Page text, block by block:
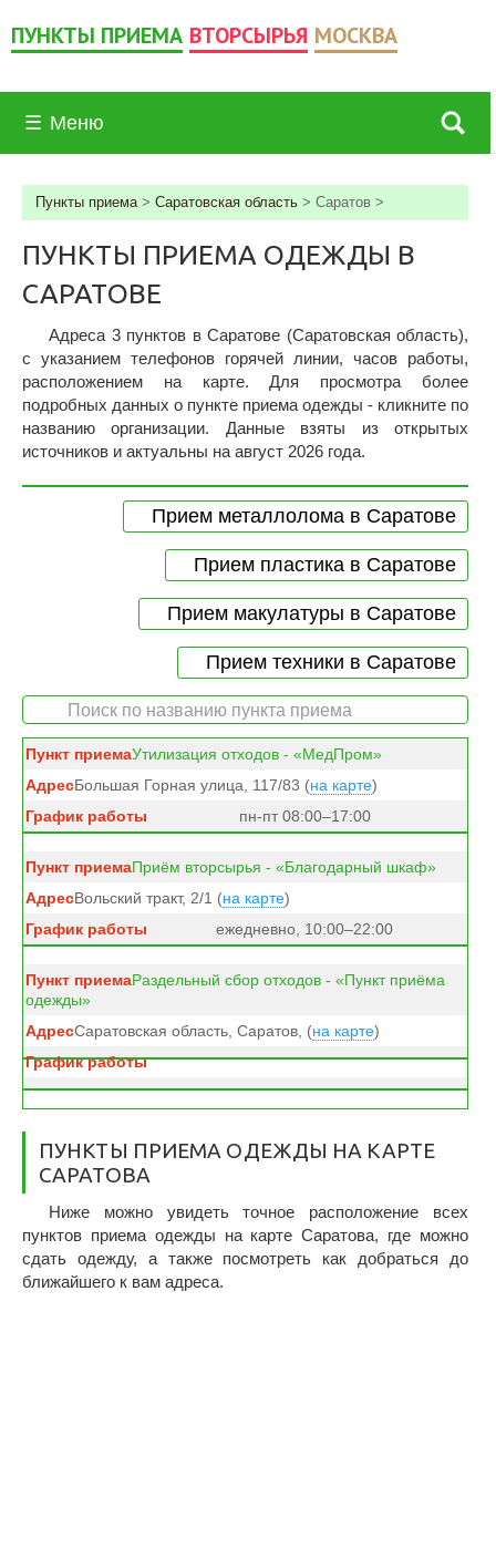
ПУНКТЫ ПРИЕМА ВТОРСЫРЬЯ МОСКВА
☰ Меню
Пункты приема> Саратовская область > Саратов >
ПУНКТЫ ПРИЕМА ОДЕЖДЫ В
САРАТОВЕ
Адреса 3 пунктов в Саратове (Саратовская область),
c указанием телефонов горячей линии, часов работы,
расположением на карте. Для просмотра более
подробных данных о пункте приема одежды - кликните по
названию организации. Данные взяты из открытых
источников и актуальны на август 2026 года.
Прием металлолома в Саратове
Прием пластика в Саратове
Прием макулатуры в Саратове
Прием техники в Саратове
Утилизация отходов - «МедПром»
Большая Горная улица, 117/83 (на карте)
пн-пт 08:00–17:00
Приём вторсырья - «Благодарный шкаф»
Вольский тракт, 2/1 (на карте)
ежедневно, 10:00–22:00
Раздельный сбор отходов - «Пункт приёма
одежды»
Саратовская область, Саратов, (на карте)
ПУНКТЫ ПРИЕМА ОДЕЖДЫ НА КАРТЕ
САРАТОВА
Ниже можно увидеть точное расположение всех
пунктов приема одежды на карте Саратова, где можно
сдать одежду, а также посмотреть как добраться до
ближайшего к вам адреса.